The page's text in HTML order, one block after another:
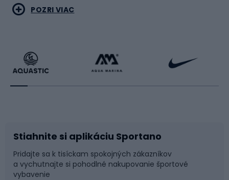
Vodné športy
Beh
Príslušenstvo k bicyklom
Časti bicyklov
Bojové umenia
Raketové športy
Sane a kĺzačky
Snowboard
POZRI VIAC
Stiahnite si aplikáciu Sportano
Pridajte sa k tisíckam spokojných zákazníkov
a vychutnajte si pohodlné nakupovanie športové
vybavenie